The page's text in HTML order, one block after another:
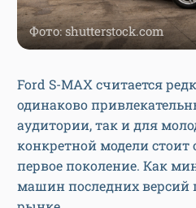
Фото: shutterstock.com
Ford S-MAX считается
одинаково
аудитории, так и для
конкретной модели
первое поколение. Как
машин последних версий